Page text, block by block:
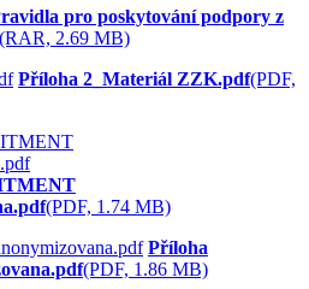
pro poskytování podpory z
(RAR, 2.69 MB)
Příloha 2_Materiál ZZK.pdf(PDF,
(PDF, 1.74 MB)
Příloha
(PDF, 1.86 MB)